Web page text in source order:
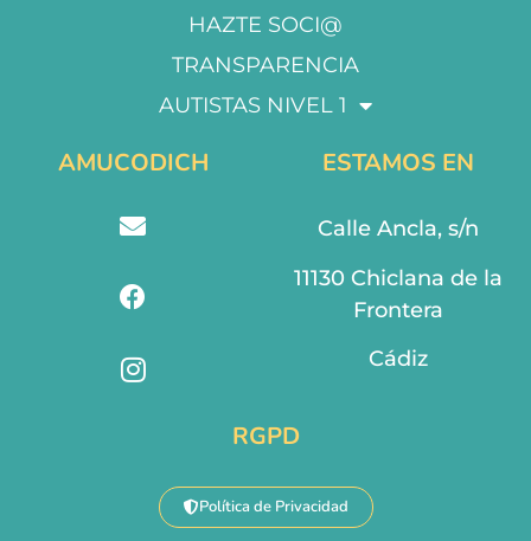
HAZTE SOCI@
TRANSPARENCIA
AUTISTAS NIVEL 1
AMUCODICH ESTAMOS EN
Calle Ancla, s/n
11130 Chiclana de la
Frontera
Cádiz
RGPD
Política de Privacidad